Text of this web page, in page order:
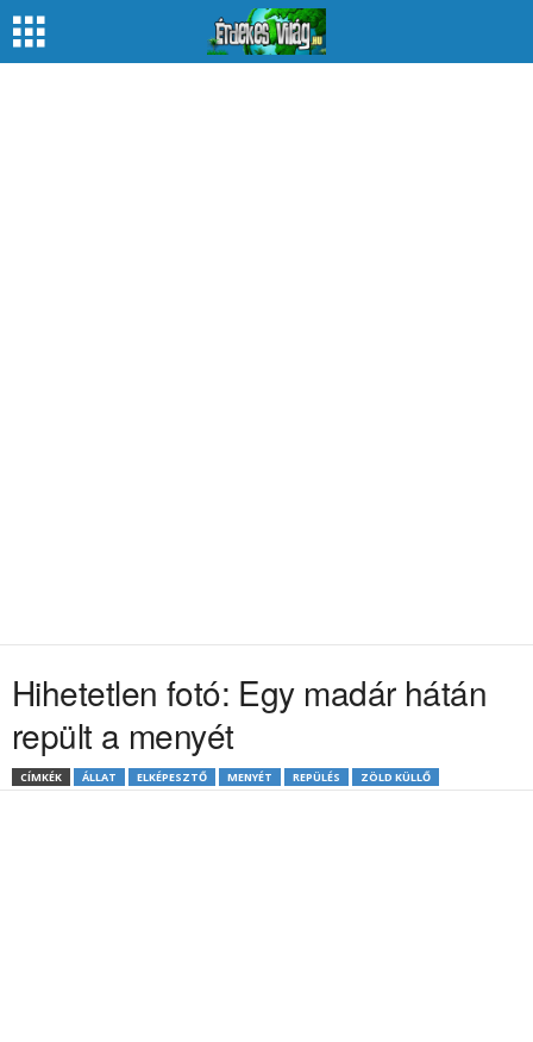
Hihetetlen fotó: Egy madár hátán
repült a menyét
CÍMKÉK ÁLLAT ELKÉPESZTŐ MENYÉT REPÜLÉS ZÖLD KÜLLŐ